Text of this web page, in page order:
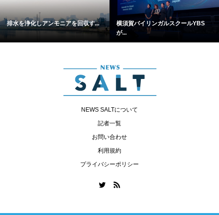
排水を浄化しアンモニアを回収す...
横須賀バイリンガルスクールYBS
が...
NEWS SALTについて
記者一覧
お問い合わせ
利用規約
プライバシーポリシー